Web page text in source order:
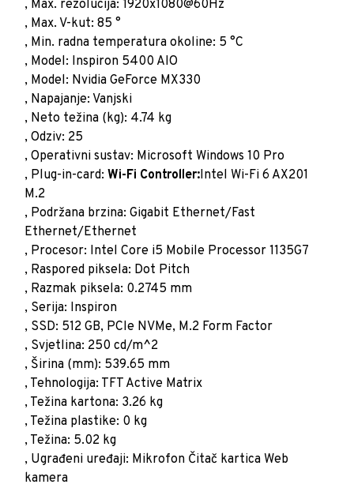
, Max. rezolucija: 1920x1080@60Hz
, Max. V-kut: 85 °
, Min. radna temperatura okoline: 5 °C
, Model: Inspiron 5400 AIO
, Model: Nvidia GeForce MX330
, Napajanje: Vanjski
, Neto težina (kg): 4.74 kg
, Odziv: 25
, Operativni sustav: Microsoft Windows 10 Pro
, Plug-in-card: Wi-Fi Controller:Intel Wi-Fi 6 AX201
M.2
, Podržana brzina: Gigabit Ethernet/Fast
Ethernet/Ethernet
, Procesor: Intel Core i5 Mobile Processor 1135G7
, Raspored piksela: Dot Pitch
, Razmak piksela: 0.2745 mm
, Serija: Inspiron
, SSD: 512 GB, PCIe NVMe, M.2 Form Factor
, Svjetlina: 250 cd/m^2
, Širina (mm): 539.65 mm
, Tehnologija: TFT Active Matrix
, Težina kartona: 3.26 kg
, Težina plastike: 0 kg
, Težina: 5.02 kg
, Ugrađeni uređaji: Mikrofon Čitač kartica Web
kamera